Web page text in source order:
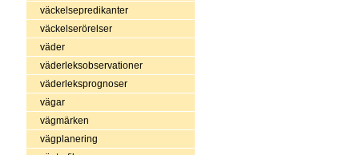
väckelsepredikanter
väckelserörelser
väder
väderleksobservationer
väderleksprognoser
vägar
vägmärken
vägplanering